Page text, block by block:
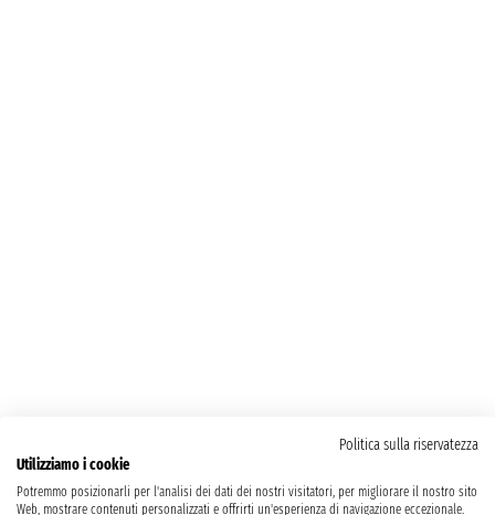
Politica sulla riservatezza
Utilizziamo i cookie
Potremmo posizionarli per l'analisi dei dati dei nostri visitatori, per migliorare il nostro sito
Web, mostrare contenuti personalizzati e offrirti un'esperienza di navigazione eccezionale.